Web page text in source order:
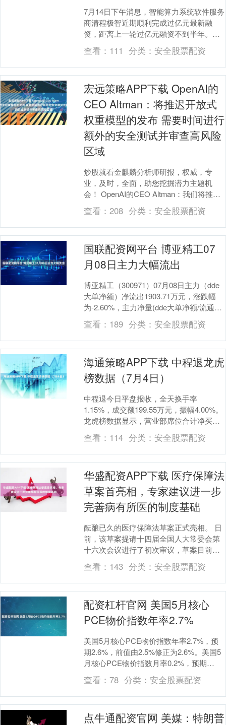
7月14日下午消息，智能算力系统软件服务
商清程极智近期顺利完成过亿元最新融
资，距离上一轮过亿元融资不到半年。本
轮由某知名产业方领投，上海市属国有创
投平台、联想创....
查看： 111 分类： 安全股票配资
宏远策略APP下载 OpenAI的
CEO Altman：将推迟开放式
权重模型的发布 需要时间进行
额外的安全测试并审查高风险
区域
炒股就看金麒麟分析师研报，权威，专
业，及时，全面，助您挖掘潜力主题机
会！ OpenAI的CEO Altman：我们将推迟
开放式权重模型的发布，我们需要时间进
行额....
查看：208 分类： 安全股票配资
国联配资网平台 博亚精工07
月08日主力大幅流出
博亚精工（300971）07月08日主力（dde
大单净额）净流出1903.71万元，涨跌幅
为-2.60%，主力净量(dde大单净额/流通股)
为-0.89%，两市....
查看： 189 分类： 安全股票配资
海通策略APP下载 中程退龙虎
榜数据（7月4日）
中程退今日平盘报收，全天换手率
1.15%，成交额199.55万元，振幅4.00%。
龙虎榜数据显示，营业部席位合计净买入
0.59万元。 深交所公开信息显示，当日
该....
查看： 114 分类： 安全股票配资
华盛配资APP下载 医疗保障法
草案首亮相，专家建议进一步
完善病有所医的制度基础
酝酿已久的医疗保障法草案正式亮相。 日
前，该草案提请十四届全国人大常委会第
十六次会议进行了初次审议，草案目前正
在中国人大网向社会公开征求意见，全文
共七章50条，....
查看： 143 分类： 安全股票配资
配资杠杆官网 美国5月核心
PCE物价指数年率2.7%
美国5月核心PCE物价指数年率2.7%，预
期2.6%，前值由2.5%修正为2.6%。美国5
月核心PCE物价指数月率0.2%，预期
0.1%，前值0.1%。....
查看：78 分类： 安全股票配资
点牛通配资官网 美媒：特朗普